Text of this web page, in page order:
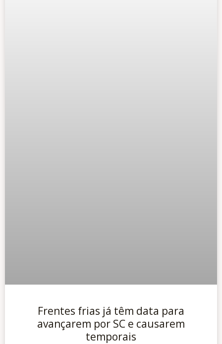
Frentes frias já têm data para
avançarem por SC e causarem
temporais